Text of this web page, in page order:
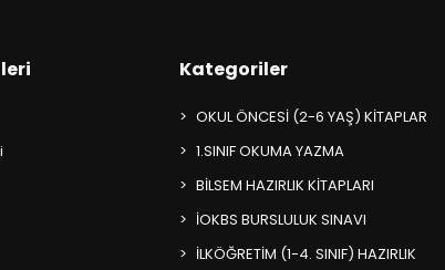
Kategoriler
OKUL ÖNCESİ (2-6 YAŞ) KİTAPLAR
1.SINIF OKUMA YAZMA
BİLSEM HAZIRLIK KİTAPLARI
İOKBS BURSLULUK SINAVI
İLKÖĞRETİM (1-4. SINIF) HAZIRLIK